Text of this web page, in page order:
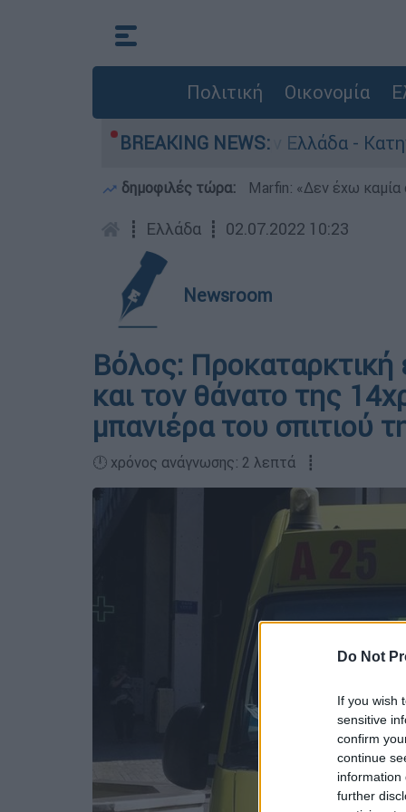
Do Not
If you wish
sensitive
confirm
continue
information
further
Πολιτική Οικονομία
BREAKING NEWS:
ανθρωποκτονίες στην Ελλάδα -
δημοφιλές τώρα: Marfin: «Δεν έχω καμία
┋ Ελλάδα ┋ 02.07.2022 10:23
Newsroom
Βόλος: Προκαταρκτική
και τον θάνατο της
μπανιέρα του σπιτιού
🕛 χρόνος ανάγνωσης: 2 λεπτά ┋